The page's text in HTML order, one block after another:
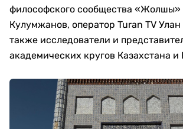
философского сообщества
Кулумжанов, оператор Turan TV
также исследователи и
академических кругов Казахстана и